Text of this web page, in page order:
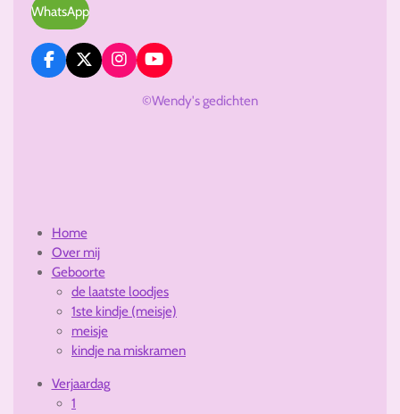
WhatsApp
F
a
X
I
n
Y
o
u
©Wendy's gedichten
Home
Over mij
Geboorte
de laatste loodjes
1ste kindje (meisje)
meisje
kindje na miskramen
Verjaardag
1